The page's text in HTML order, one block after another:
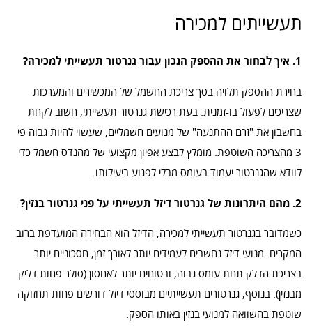
תעשייתים למכירה
1. איך לבחור את ההספק הנכון עבור גנרטור תעשייתי למכירה?
בחירת ההספק תלויה בסך צריכת החשמל של המכשירים והמערכות
שצריכים לפעול בו-זמנית. בעת רכישת גנרטור תעשייתי, חשוב לקחת
בחשבון את "זרם ההתנעה" של מנועים חשמליים, שעשוי להיות גבוה פי
3 מהצריכה השוטפת. מומלץ לבצע אפיון מקצועי של מהנדס חשמל כדי
לוודא שהגנרטור יעמוד בעומס מבלי לפגוע ביעילותו.
2. מהם היתרונות של גנרטור דיזל תעשייתי על פני גנרטור בנזין?
כשמדובר בגנרטור תעשייתי למכירה, הדיזל הוא הבחירה המועדפת ברוב
המקרים. מנועי דיזל נחשבים לעמידים יותר לאורך זמן, חסכוניים יותר
בצריכת הדלק תחת עומס גבוה, ובטוחים יותר לאחסון (סולר פחות דליק
מבנזין). בנוסף, גנרטורים תעשייתיים מבוססי דיזל דורשים פחות תחזוקה
שוטפת בהשוואה למנועי בנזין באותו הספק.